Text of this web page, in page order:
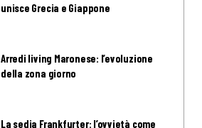
unisce Grecia e Giappone
Arredi living Maronese: l’evoluzione
della zona giorno
La sedia Frankfurter: l’ovvietà come